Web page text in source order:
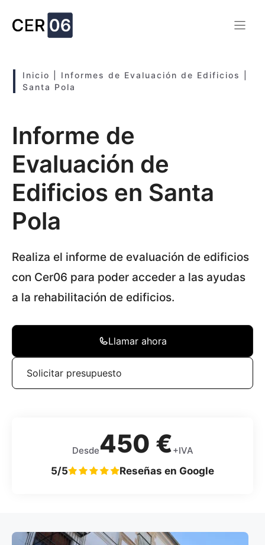
Inicio Informes de Evaluación de Edificios
Santa Pola
Informe de
Evaluación de
Edificios en Santa
Pola
Realiza el informe de evaluación de edificios
con Cer06 para poder acceder a las ayudas
a la rehabilitación de edificios.
Llamar ahora
Solicitar presupuesto
Desde450 €+IVA
5/5 Reseñas en Google